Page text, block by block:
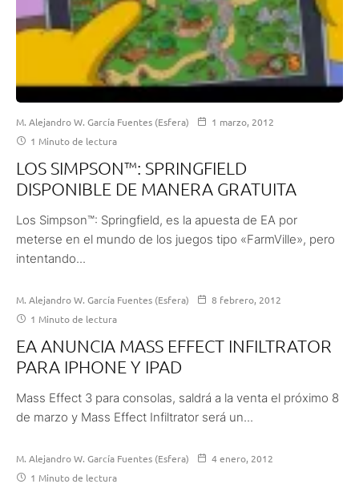
M. Alejandro W. García Fuentes (Esfera)
1 marzo, 2012
1 Minuto de lectura
LOS SIMPSON™: SPRINGFIELD
DISPONIBLE DE MANERA GRATUITA
Los Simpson™: Springfield, es la apuesta de EA por
meterse en el mundo de los juegos tipo «FarmVille», pero
intentando...
M. Alejandro W. García Fuentes (Esfera)
8 febrero, 2012
1 Minuto de lectura
EA ANUNCIA MASS EFFECT INFILTRATOR
PARA IPHONE Y IPAD
Mass Effect 3 para consolas, saldrá a la venta el próximo 8
de marzo y Mass Effect Infiltrator será un...
M. Alejandro W. García Fuentes (Esfera)
4 enero, 2012
1 Minuto de lectura